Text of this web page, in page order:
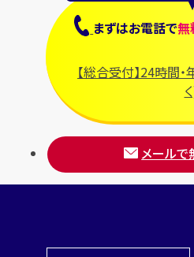
まずはお電話で無
【総合受付】24時間
メールで